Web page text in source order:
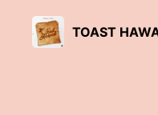
TOAST